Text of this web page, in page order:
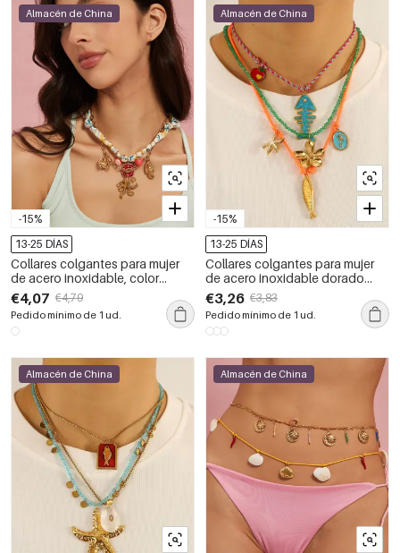
-15%
Almacén de China
13-25 DÍAS
Collares colgantes para mujer
de acero inoxidable, color
dorado, resistentes al agua, con
la serie Organismos Marinos
€4,07 €4,79
Pedido mínimo de 1 ud.
-15%
Almacén de China
13-25 DÍAS
Collares colgantes para mujer
de acero inoxidable dorado
resistente al agua con diseño
de pez en contraste
€3,26 €3,83
Pedido mínimo de 1 ud.
Almacén de China Almacén de China